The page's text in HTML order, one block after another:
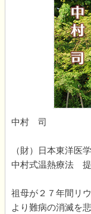
中村 司
（財）日本東洋
中村式温熱療法
祖母が２７年間リ
より難病の消滅を